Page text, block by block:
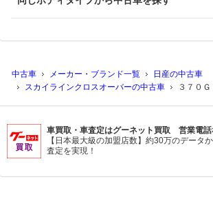
中古車 メーカー・ブランド一覧
日産の中古車
スカイラインクロスオーバーの中古車
３７０
車買取・車査定はグーネット買取 営業電話
【日本最大級の加盟店数】約30万のデータ
査定を実現！